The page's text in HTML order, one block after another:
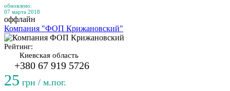
обновлено:
07 марта 2018
оффлайн
Компания "ФОП Крижановский"
Рейтинг:
Киевская область
+380 67 919 5726
25 грн / м.пог.